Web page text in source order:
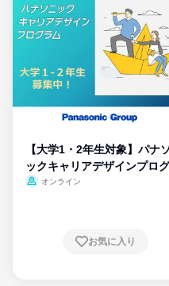
【大学1・2年生対象】パナ
ックキャリアデザインプロ
ム
オンライン
お気に入り